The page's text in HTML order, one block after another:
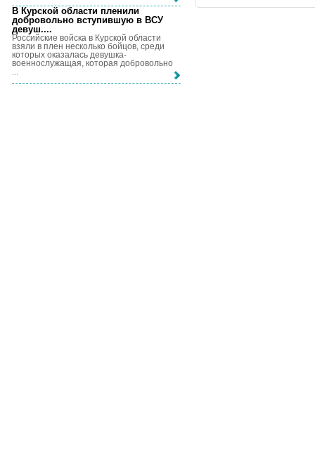
В Курской области пленили
добровольно вступившую в ВСУ
девуш....
Российские войска в Курской области
взяли в плен несколько бойцов, среди
которых оказалась девушка-
военнослужащая, которая добровольно
...